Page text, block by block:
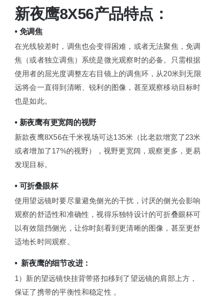
新夜鹰8X56产品特点：
• 免调焦
在光线较差时，调焦也会变得困难，或者无法聚焦，免调
焦（或者独立调焦）系统是微光观察时的必备。只需根据
使用者的屈光度调整左右目镜上的调焦环，从20米到无限
远将会一直得到清晰、锐利的图像，甚至观察移动目标时
也是如此。
• 新夜鹰有更宽阔的视野
新款夜鹰8X56在千米视场可达135米（比老款增宽了23米
或者增加了17%的视野），视野更宽阔，观察更多，更易
发现目标。
• 可折叠眼杯
使用望远镜时要尽量避免侧光的干扰，讨厌的侧光会影响
观察的舒适性和准确性，视得乐独特设计的可折叠眼杯可
以有效阻挡侧光，让你时刻看到更清晰的图像，甚至更舒
适地长时间观察。
• 新夜鹰的细节改进：
1）新的望远镜快挂背带搭扣移到了望远镜的肩部上方，
保证了携带的平衡性和稳定性 。